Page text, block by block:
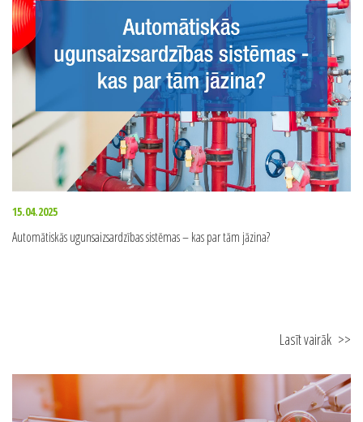
15.04.2025
Automātiskās ugunsaizsardzības sistēmas – kas par tām jāzina?
Lasīt vairāk >>